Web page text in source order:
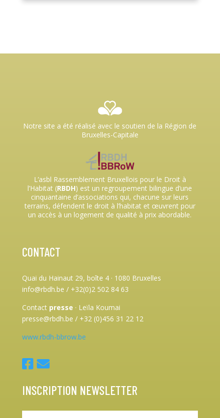
Notre site a été réalisé avec le soutien de la Région de
Bruxelles-Capitale
L’asbl Rassemblement Bruxellois pour le Droit à
l’Habitat (RBDH) est un regroupement bilingue d’une
cinquantaine d’associations qui, chacune sur leurs
terrains, défendent le droit à l’habitat et œuvrent pour
un accès à un logement de qualité à prix abordable.
CONTACT
Quai du Hainaut 29, boîte 4 · 1080 Bruxelles
info@rbdh.be / +32(0)2 502 84 63
Contact presse · Leïla Koumai
presse@rbdh.be / +32 (0)456 31 22 12
www.rbdh-bbrow.be
INSCRIPTION NEWSLETTER